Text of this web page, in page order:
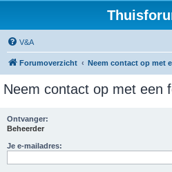
V&A
Forumoverzicht Neem contact op met
Neem contact op met een
Ontvanger:
Beheerder
Je e-mailadres: